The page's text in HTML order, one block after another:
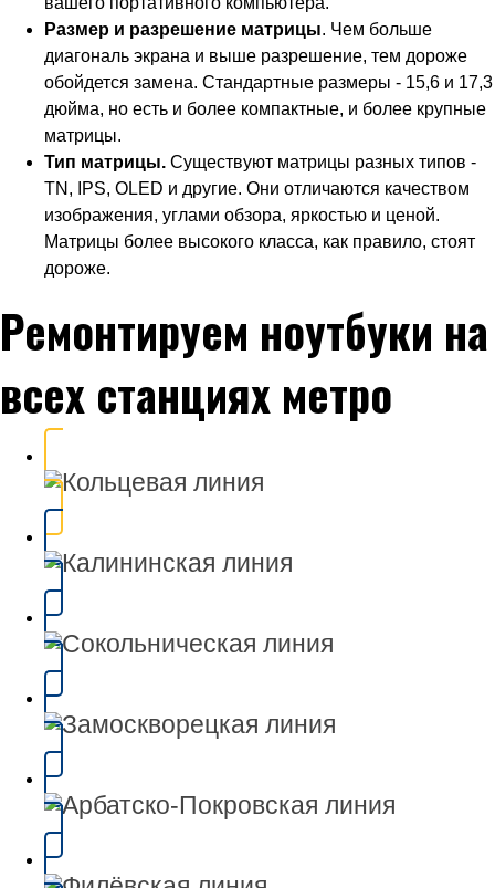
Размер и разрешение матрицы. Чем больше
диагональ экрана и выше разрешение, тем дороже
обойдется замена. Стандартные размеры - 15,6 и 17,3
дюйма, но есть и более компактные, и более крупные
матрицы.
Тип матрицы. Существуют матрицы разных типов -
TN, IPS, OLED и другие. Они отличаются качеством
изображения, углами обзора, яркостью и ценой.
Матрицы более высокого класса, как правило, стоят
дороже.
Ремонтируем ноутбуки на
всех станциях метро